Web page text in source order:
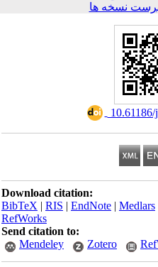
نسخه ها
Download citation:
BibTeX|RIS|EndNote|
RefWorks
Send citation to:
Mendeley
Zotero